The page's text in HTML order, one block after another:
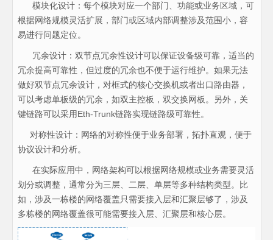
模块化设计：每个模块对应一个部门、功能或业务区域，可
根据网络规模灵活扩展，部门或区域内部调整涉及范围小，容
易进行问题定位。
冗余设计：双节点冗余性设计可以保证设备级可靠，适当的
冗余提高可靠性，但过度的冗余也不便于运行维护。如果无法
做好双节点冗余设计，对框式的核心交换机或者出口路由器，
可以考虑单板级的冗余，如双主控板，双交换网板。另外，关
键链路可以采用Eth-Trunk链路实现链路级可靠性。
对称性设计：网络的对称性便于业务部署，拓扑直观，便于
协议设计和分析。
在实际应用中，网络架构可以根据网络规模或业务需要灵活
划分或调整，通常分为三层、二层、单层等多种结构类型。比
如，涉及一栋楼的网络覆盖只需要接入层和汇聚层够了，涉及
多栋楼的网络覆盖很可能需要接入层、汇聚层和核心层。